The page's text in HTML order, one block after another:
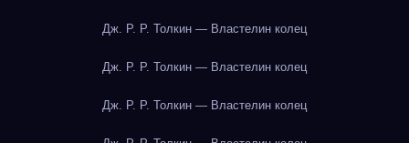
Дж. Р. Р. Толкин — Властелин колец
Дж. Р. Р. Толкин — Властелин колец
Дж. Р. Р. Толкин — Властелин колец